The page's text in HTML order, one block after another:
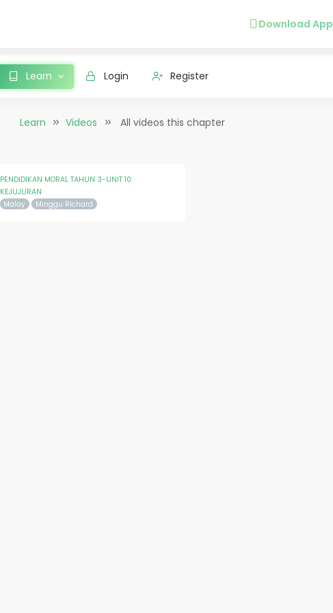
Download App
Learn Login Register
Learn Videos All videos this chapter
PENDIDIKAN MORAL TAHUN 3-UNIT 10:
KEJUJURAN
Malay Minggu Richard